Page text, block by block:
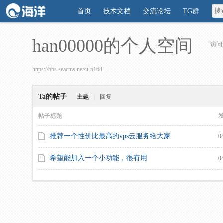
首页 技术文档 交流论坛 TG群
han00000的个人空间 访
https://bbs.seacms.net/u-5168
Ta的帖子 主题 回复
帖子标题
推荐一个性价比最高的vps云服务给大家
希望能加入一个小功能，很有用